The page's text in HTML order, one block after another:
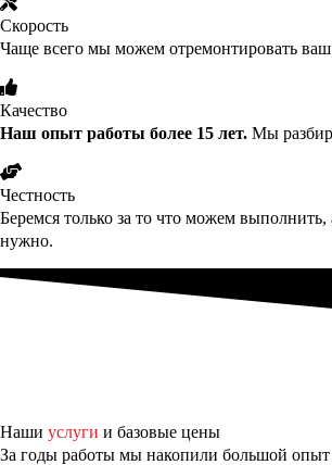
Скорость
Чаще всего мы можем отремонтировать
Качество
Наш опыт работы более 15 лет. Мы
Честность
Беремся только за то что можем
нужно.
Наши услуги и базовые цены
За годы работы мы накопили большой опыт